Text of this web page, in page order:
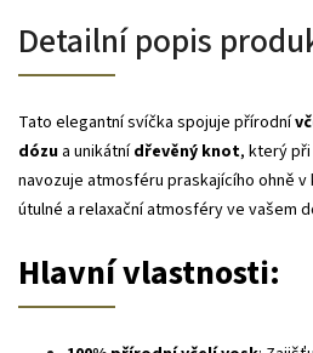
Detailní popis
Tato elegantní svíčka spojuje přírodní
dózu a unikátnídřevěný knot, který
navozuje atmosféru praskajícího ohně
útulné a relaxační atmosféry ve vašem
Hlavní vlastnosti: